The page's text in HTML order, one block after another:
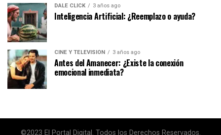
DALE CLICK 3 años ago
Inteligencia Artificial: ¿Reemplazo o ayuda?
CINE Y TELEVISIÓN 3 años ago
Antes del Amanecer: ¿Existe la conexión
emocional inmediata?
©2023 El Portal Digital. Todos los Derechos Reservados.